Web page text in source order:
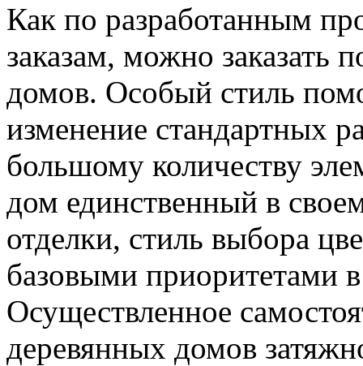
Как по разработанным
заказам, можно заказать
домов. Особый стиль
изменение стандартных
большому количеству
дом единственный в
отделки, стиль выбора
базовыми приоритетами
Осуществленное
деревянных домов